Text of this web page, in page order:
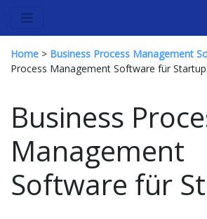
Home > Business Process Management
Process Management Software für
Business
Management
Software für